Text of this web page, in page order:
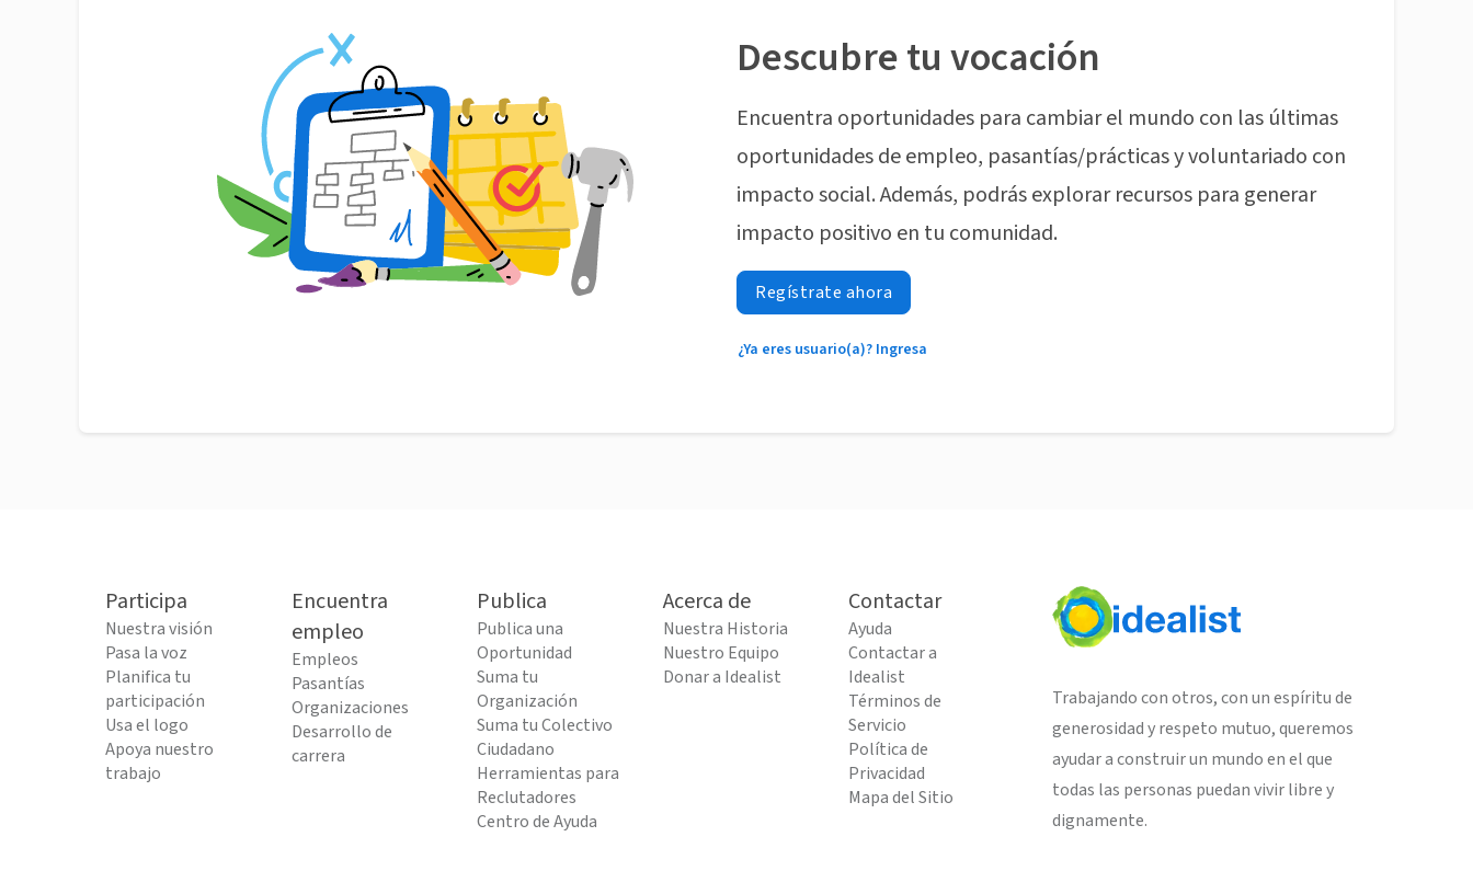
Descubre tu vocación
Encuentra oportunidades para cambiar el mundo con las últimas
oportunidades de empleo, pasantías/prácticas y voluntariado con
impacto social. Además, podrás explorar recursos para generar
impacto positivo en tu comunidad.
Regístrate ahora
¿Ya eres usuario(a)? Ingresa
Participa
Nuestra visión
Pasa la voz
Planifica tu
participación
Usa el logo
Apoya nuestro
trabajo
Encuentra
empleo
Empleos
Pasantías
Organizaciones
Desarrollo de
carrera
Publica
Publica una
Oportunidad
Suma tu
Organización
Suma tu Colectivo
Ciudadano
Herramientas para
Reclutadores
Centro de Ayuda
Acerca de
Nuestra Historia
Nuestro Equipo
Donar a Idealist
Contactar
Ayuda
Contactar a
Idealist
Términos de
Servicio
Política de
Privacidad
Mapa del Sitio
Trabajando con otros, con un espíritu de
generosidad y respeto mutuo, queremos
ayudar a construir un mundo en el que
todas las personas puedan vivir libre y
dignamente.